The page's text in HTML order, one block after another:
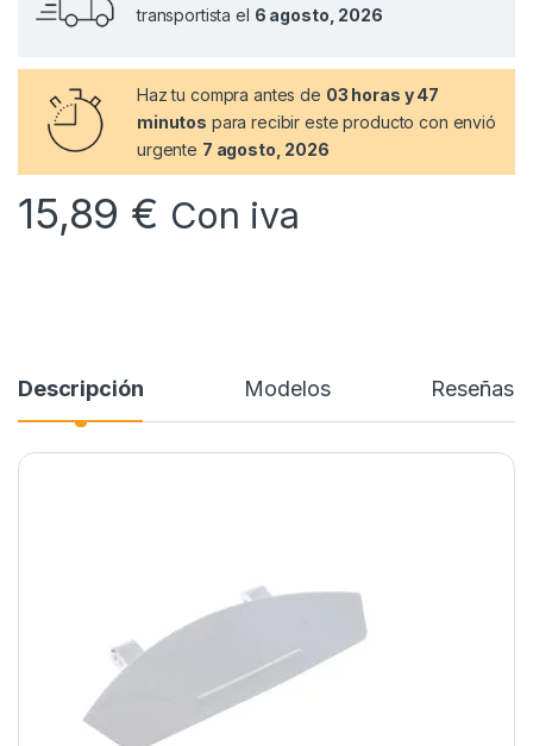
transportista el 6 agosto, 2026
Haz tu compra antes de 03 horas y 47
minutos para recibir este producto con envió
urgente 7 agosto, 2026
15,89 € Con iva
Descripción Modelos Reseñas